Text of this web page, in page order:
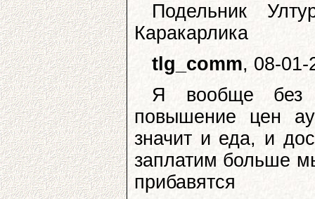
Подельник
Каракарлика
tlg_comm, 08-01-
Я вообще без
повышение цен
значит и еда, и
заплатим больше
прибавятся